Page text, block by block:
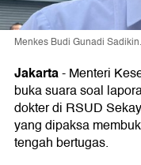
Menkes Budi Gunadi
Jakarta-Menteri
buka suara soal
dokter di RSUD
yang dipaksa
tengah bertugas.